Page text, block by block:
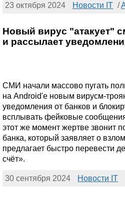
23 октября 2024 Новости IT /
Новый вирус "атакует"
и рассылает
СМИ начали массово пугать
на Android'е новым вирусм-
уведомления от банков и
всплывать фейковые
этот же момент жертве звонит
банка, который заявляет о
предлагает быстро перевести
счёт».
30 сентября 2024 Новости IT